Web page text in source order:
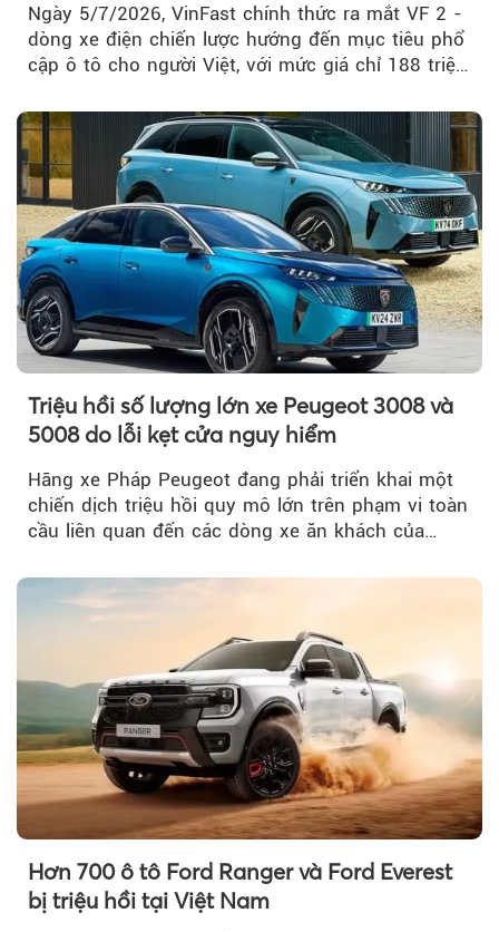
Ngày 5/7/2026, VinFast chính thức ra mắt VF 2 -
dòng xe điện chiến lược hướng đến mục tiêu phổ
cập ô tô cho người Việt, với mức giá chỉ 188 triệu
Triệu hồi số lượng lớn xe Peugeot 3008 và
5008 do lỗi kẹt cửa nguy hiểm
Hãng xe Pháp Peugeot đang phải triển khai một
chiến dịch triệu hồi quy mô lớn trên phạm vi toàn
cầu liên quan đến các dòng xe ăn khách của
Hơn 700 ô tô Ford Ranger và Ford Everest
bị triệu hồi tại Việt Nam